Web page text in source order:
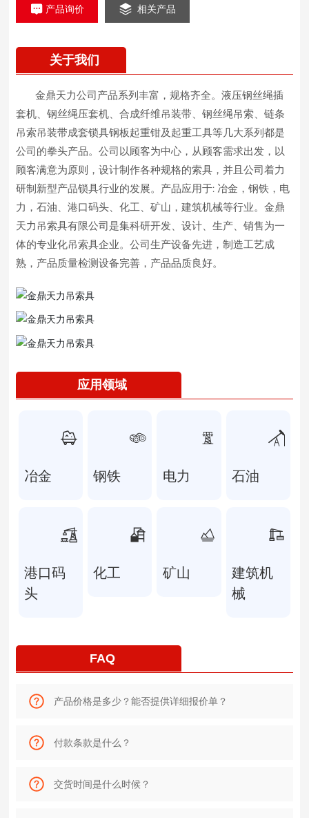
产品询价 相关产品
关于我们
金鼎天力公司产品系列丰富，规格齐全。液压钢丝绳插
套机、钢丝绳压套机、合成纤维吊装带、钢丝绳吊索、链条
吊索吊装带成套锁具钢板起重钳及起重工具等几大系列都是
公司的拳头产品。公司以顾客为中心，从顾客需求出发，以
顾客满意为原则，设计制作各种规格的索具，并且公司着力
研制新型产品锁具行业的发展。产品应用于: 冶金，钢铁，电
力，石油、港口码头、化工、矿山，建筑机械等行业。金鼎
天力吊索具有限公司是集科研开发、设计、生产、销售为一
体的专业化吊索具企业。公司生产设备先进，制造工艺成
熟，产品质量检测设备完善，产品品质良好。
应用领域
冶金 钢铁 电力 石油
港口码
头
化工 矿山
建筑机
械
FAQ
产品价格是多少？能否提供详细报价单？
付款条款是什么？
交货时间是什么时候？